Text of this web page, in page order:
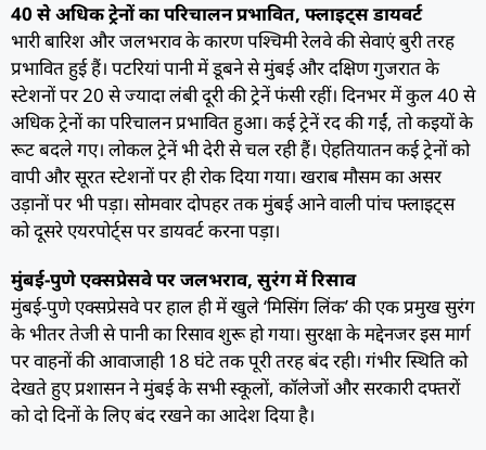
40 से अधिक ट्रेनों का परिचालन प्रभावित, फ्लाइट्स डायवर्ट
भारी बारिश और जलभराव के कारण पश्चिमी रेलवे की सेवाएं बुरी तरह
प्रभावित हुई हैं। पटरियां पानी में डूबने से मुंबई और दक्षिण गुजरात के
स्टेशनों पर 20 से ज्यादा लंबी दूरी की ट्रेनें फंसी रहीं। दिनभर में कुल 40 से
अधिक ट्रेनों का परिचालन प्रभावित हुआ। कई ट्रेनें रद की गईं, तो कइयों के
रूट बदले गए। लोकल ट्रेनें भी देरी से चल रही हैं। ऐहतियातन कई ट्रेनों को
वापी और सूरत स्टेशनों पर ही रोक दिया गया। खराब मौसम का असर
उड़ानों पर भी पड़ा। सोमवार दोपहर तक मुंबई आने वाली पांच फ्लाइट्स
को दूसरे एयरपोर्ट्स पर डायवर्ट करना पड़ा।
मुंबई-पुणे एक्सप्रेसवे पर जलभराव, सुरंग में रिसाव
मुंबई-पुणे एक्सप्रेसवे पर हाल ही में खुले ‘मिसिंग लिंक’ की एक प्रमुख सुरंग
के भीतर तेजी से पानी का रिसाव शुरू हो गया। सुरक्षा के मद्देनजर इस मार्ग
पर वाहनों की आवाजाही 18 घंटे तक पूरी तरह बंद रही। गंभीर स्थिति को
देखते हुए प्रशासन ने मुंबई के सभी स्कूलों, कॉलेजों और सरकारी दफ्तरों
को दो दिनों के लिए बंद रखने का आदेश दिया है।